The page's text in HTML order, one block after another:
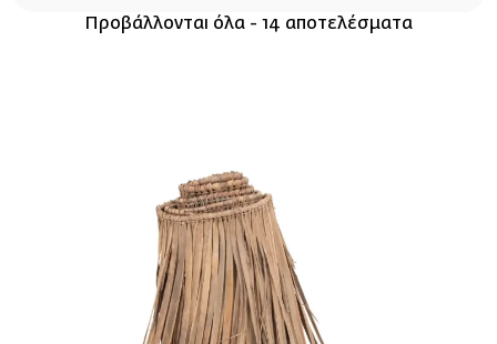
Προβάλλονται όλα - 14 αποτελέσματα